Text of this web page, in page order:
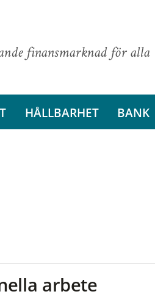
finansmarknad för alla
HÅLLBARHET BANK
arbete